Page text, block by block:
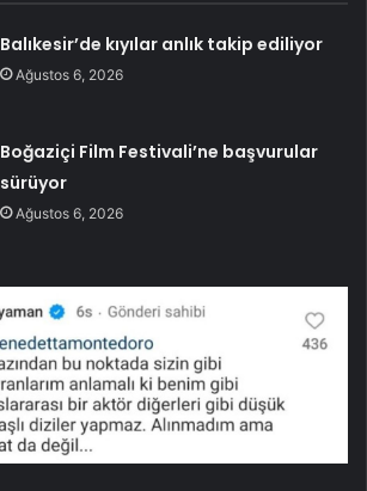
Balıkesir’de kıyılar anlık takip ediliyor
Ağustos 6, 2026
Boğaziçi Film Festivali’ne başvurular
sürüyor
Ağustos 6, 2026